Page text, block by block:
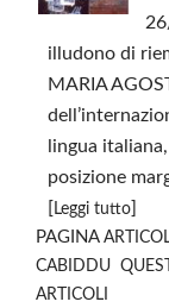
illudono di
MARIA
lingua
posizione
[ Leggi tutto]
PAGINA
CABIDDU
ARTICOLI